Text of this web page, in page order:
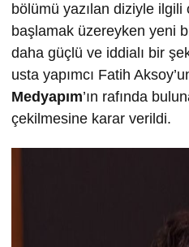
bölümü yazılan diziyle
başlamak üzereyken yeni
daha güçlü ve iddialı bir
usta yapımcı Fatih
Medyapım’ın rafında
çekilmesine karar verildi.